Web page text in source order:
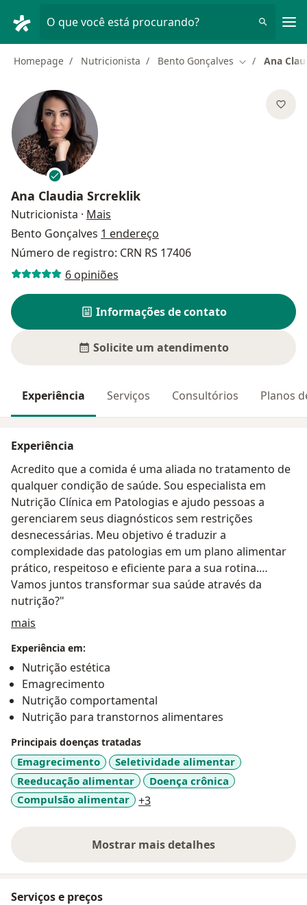
O que você está procurando?
Homepage Nutricionista Bento Gonçalves Mudar de
Ana
Ana Claudia Srcreklik
Nutricionista · Mais
Bento Gonçalves 1 endereço
Número de registro: CRN RS 17406
6 opiniões
Informações de contato
Solicite um atendimento
Experiência Serviços Consultórios Planos
Experiência
Acredito que a comida é uma aliada no tratamento de
qualquer condição de saúde. Sou especialista em
Nutrição Clínica em Patologias e ajudo pessoas a
gerenciarem seus diagnósticos sem restrições
desnecessárias. Meu objetivo é traduzir a
complexidade das patologias em um plano alimentar
prático, respeitoso e eficiente para a sua rotina.
Vamos juntos transformar sua saúde através da
nutrição?"
mais
Experiência em:
Nutrição estética
Emagrecimento
Nutrição comportamental
Nutrição para transtornos alimentares
Principais doenças tratadas
Emagrecimento
Seletividade alimentar
Reeducação alimentar
Doença crônica
Compulsão alimentar
+3a11y_sr_more_diseases
Mostrar mais detalhes
sobre a experiência
Serviços e preços